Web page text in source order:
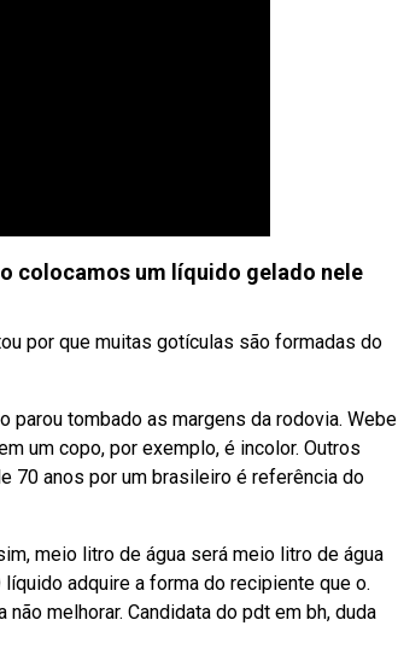
colocamos um líquido gelado nele
por que muitas gotículas são formadas do
parou tombado as margens da rodovia. Webe
um copo, por exemplo, é incolor. Outros
70 anos por um brasileiro é referência do
meio litro de água será meio litro de água
adquire a forma do recipiente que o.
melhorar. Candidata do pdt em bh, duda